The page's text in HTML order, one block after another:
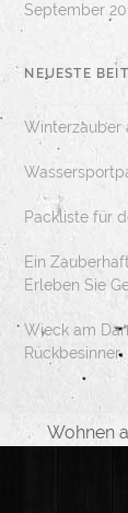
September
NEUESTE
Winterzauber
Packliste für
Ein
Erleben Sie
Wieck am
Rückbesinner
Nächster
Wohnen